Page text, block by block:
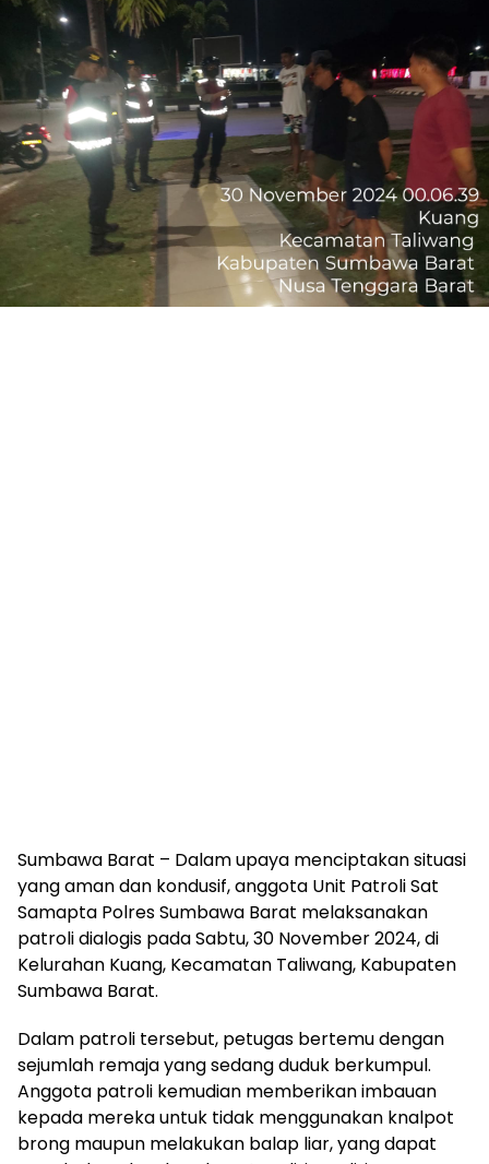
Sumbawa Barat – Dalam upaya menciptakan situasi
yang aman dan kondusif, anggota Unit Patroli Sat
Samapta Polres Sumbawa Barat melaksanakan
patroli dialogis pada Sabtu, 30 November 2024, di
Kelurahan Kuang, Kecamatan Taliwang, Kabupaten
Sumbawa Barat.
Dalam patroli tersebut, petugas bertemu dengan
sejumlah remaja yang sedang duduk berkumpul.
Anggota patroli kemudian memberikan imbauan
kepada mereka untuk tidak menggunakan knalpot
brong maupun melakukan balap liar, yang dapat